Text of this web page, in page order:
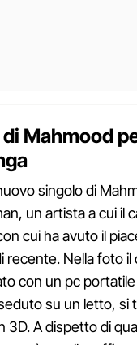
Mahmood
singolo di
un artista a cui il
cui ha avuto il
recente. Nella foto
con un pc
su un letto, si
3D. A dispetto di